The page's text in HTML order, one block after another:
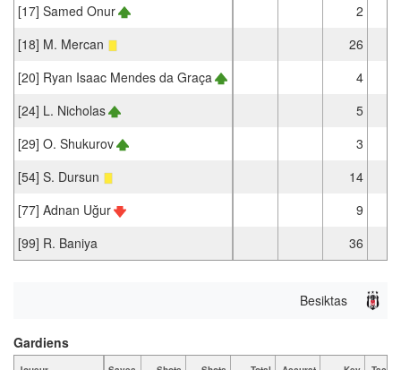
[17] Samed Onur
2
[18] M. Mercan
26
[20] Ryan Isaac Mendes da Graça
4
[24] L. Nicholas
5
[29] O. Shukurov
3
[54] S. Dursun
14
[77] Adnan Uğur
9
[99] R. Baniya
36
Besiktas
Gardiens